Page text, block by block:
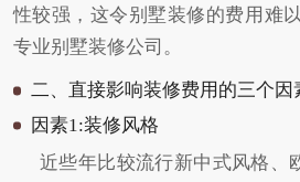
性较强，这令别墅装修的费用难
专业别墅装修公司。
二、直接影响装修费用的三个因
因素1:装修风格
近些年比较流行新中式风格、